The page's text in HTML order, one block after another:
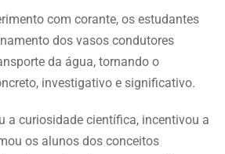
com corante, os estudantes
dos vasos condutores
da água, tornando o
investigativo e significativo.
a curiosidade científica, incentivou a
os alunos dos conceitos